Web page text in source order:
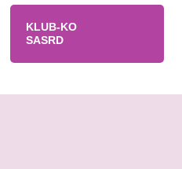
KLUB-KO
SASRD